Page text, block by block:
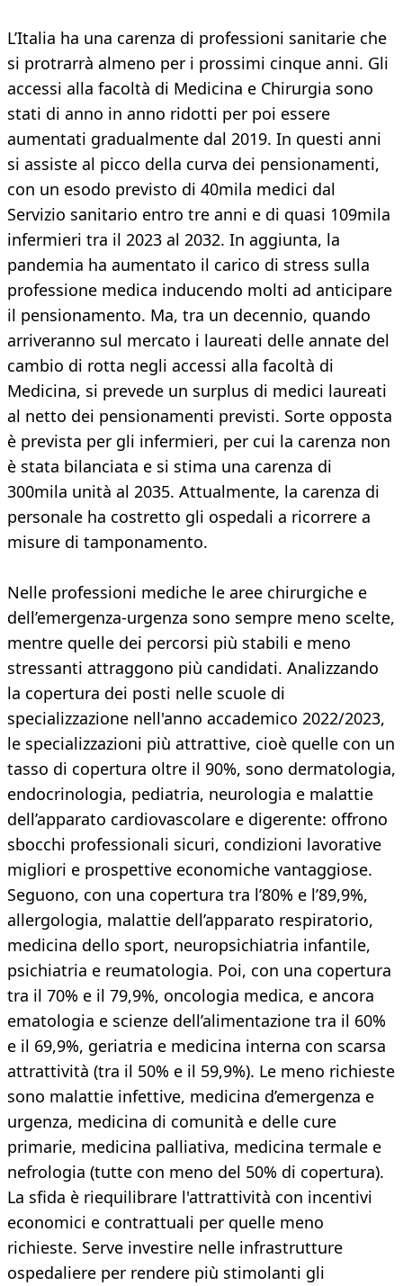
L’Italia ha una carenza di professioni sanitarie che
si protrarrà almeno per i prossimi cinque anni. Gli
accessi alla facoltà di Medicina e Chirurgia sono
stati di anno in anno ridotti per poi essere
aumentati gradualmente dal 2019. In questi anni
si assiste al picco della curva dei pensionamenti,
con un esodo previsto di 40mila medici dal
Servizio sanitario entro tre anni e di quasi 109mila
infermieri tra il 2023 al 2032. In aggiunta, la
pandemia ha aumentato il carico di stress sulla
professione medica inducendo molti ad anticipare
il pensionamento. Ma, tra un decennio, quando
arriveranno sul mercato i laureati delle annate del
cambio di rotta negli accessi alla facoltà di
Medicina, si prevede un surplus di medici laureati
al netto dei pensionamenti previsti. Sorte opposta
è prevista per gli infermieri, per cui la carenza non
è stata bilanciata e si stima una carenza di
300mila unità al 2035. Attualmente, la carenza di
personale ha costretto gli ospedali a ricorrere a
misure di tamponamento.
Nelle professioni mediche le aree chirurgiche e
dell’emergenza-urgenza sono sempre meno scelte,
mentre quelle dei percorsi più stabili e meno
stressanti attraggono più candidati. Analizzando
la copertura dei posti nelle scuole di
specializzazione nell'anno accademico 2022/2023,
le specializzazioni più attrattive, cioè quelle con un
tasso di copertura oltre il 90%, sono dermatologia,
endocrinologia, pediatria, neurologia e malattie
dell’apparato cardiovascolare e digerente: offrono
sbocchi professionali sicuri, condizioni lavorative
migliori e prospettive economiche vantaggiose.
Seguono, con una copertura tra l’80% e l’89,9%,
allergologia, malattie dell’apparato respiratorio,
medicina dello sport, neuropsichiatria infantile,
psichiatria e reumatologia. Poi, con una copertura
tra il 70% e il 79,9%, oncologia medica, e ancora
ematologia e scienze dell’alimentazione tra il 60%
e il 69,9%, geriatria e medicina interna con scarsa
attrattività (tra il 50% e il 59,9%). Le meno richieste
sono malattie infettive, medicina d’emergenza e
urgenza, medicina di comunità e delle cure
primarie, medicina palliativa, medicina termale e
nefrologia (tutte con meno del 50% di copertura).
La sfida è riequilibrare l'attrattività con incentivi
economici e contrattuali per quelle meno
richieste. Serve investire nelle infrastrutture
ospedaliere per rendere più stimolanti gli